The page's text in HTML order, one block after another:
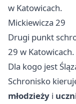
w Katowicach.
Mickiewicza 29
Drugi punkt
29 w Katowicach.
Dla kogo jest
Schronisko
młodzieży i